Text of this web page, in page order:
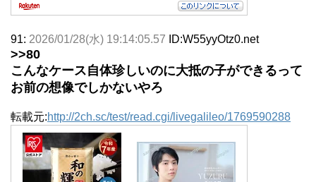
91: 2026/01/28(水) 19:14:05.57 ID:W55yyOtz0.net
>>80
こんなケース自体珍しいのに大抵の子ができるって
お前の想像でしかないやろ
転載元:http://2ch.sc/test/read.cgi/livegalileo/1769590288